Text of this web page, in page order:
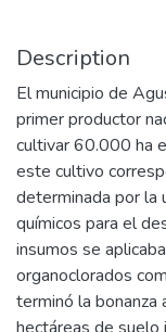
Description
El municipio de
primer productor
cultivar 60.000 ha
este cultivo
determinada por la
químicos para el
insumos se
organoclorados
terminó la bonanza